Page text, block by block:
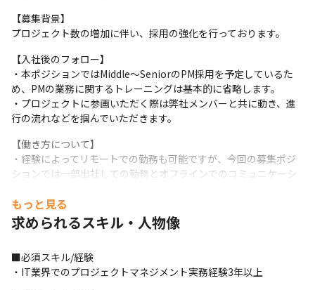
【募集背景】
プロジェクト数の増加に伴い、採用の強化を行っております。
【入社後のフォロー】
・本ポジションではMiddle～SeniorのPM採用を予定しているた
め、PMの業務に関するトレーニングは基本的に省略します。
・プロジェクトに参画いただく際は弊社メンバーと共に動き、進
行の流れなどを掴んでいただきます。
【働き方について】
・経験によってリモートでの勤務も可能ですが、今回の募集ポジ
ションでは一部出社しての勤務とオフラインでのコミュニケーシ
・前述の理由から、ご応募の際は弊社目黒オフィスへの出社が可
能であるかを記載いただけますと幸いです。
もっと見る
求められるスキル・人物像
■必須スキル/経験
・IT業界でのプロジェクトマネジメント実務経験3年以上